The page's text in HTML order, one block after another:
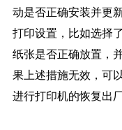
动是否正确安装并更
打印设置，比如选择
纸张是否正确放置，
果上述措施无效，可
进行打印机的恢复出厂